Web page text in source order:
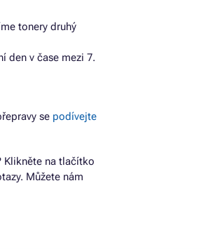
tonery druhý
den v čase mezi 7.
se podívejte
Klikněte na tlačítko
Můžete nám